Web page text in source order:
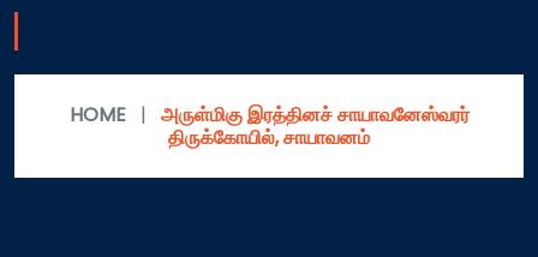
HOME |
அருள்மிகு இரத்தினச் சாயாவனேஸ்வரர்
திருக்கோயில், சாயாவனம்